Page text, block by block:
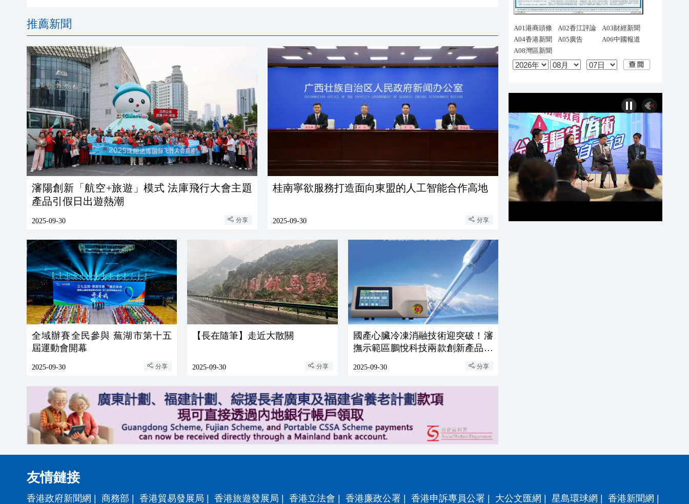
推薦新聞
瀋陽創新「航空+旅遊」模式 法庫飛行大會主題
產品引假日出遊熱潮
2025-09-30 分享
桂南寧欲服務打造面向東盟的人工智能合作高地
2025-09-30 分享
全域辦賽全民參與 蕪湖市第十五
屆運動會開幕
2025-09-30 分享
【長在隨筆】走近大散關
2025-09-30 分享
國產心臟冷凍消融技術迎突破！瀋
撫示範區鵬悅科技兩款創新產品獲
2025-09-30 分享
友情鏈接
香港政府新聞網 商務部 香港貿易發展局 香港旅遊發展局 香港立法會 香港廉政公署 香港申訴專員公署 大公文匯網 星島環球網 香港新聞網